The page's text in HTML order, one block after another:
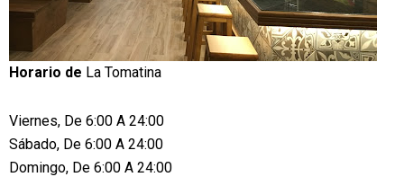
Horario de La Tomatina
Viernes, De 6:00 A 24:00
Sábado, De 6:00 A 24:00
Domingo, De 6:00 A 24:00